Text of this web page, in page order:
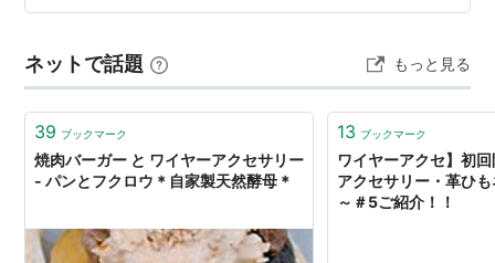
頼りないかも ターコイズ 0.5ミリで二重にしています。
マン いずれもペンダントトップにしようと思って作りま
した。 実際に着用はしないですが。 変わったところで、
アンモナイ…
ネットで話題 もっと見る
39 ブックマーク
焼肉バーガー と ワイヤーアクセサリー
- パンとフクロウ＊自家製天然酵母＊
13 ブックマーク
ワイヤーアクセ】初
アクセサリー・革ひ
～＃5ご紹介！！